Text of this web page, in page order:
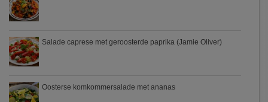
Salade caprese met geroosterde paprika (Jamie Oliver)
Oosterse komkommersalade met ananas